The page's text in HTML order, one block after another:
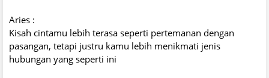
Aries :
Kisah cintamu lebih terasa seperti pertemanan dengan
pasangan, tetapi justru kamu lebih menikmati jenis
hubungan yang seperti ini